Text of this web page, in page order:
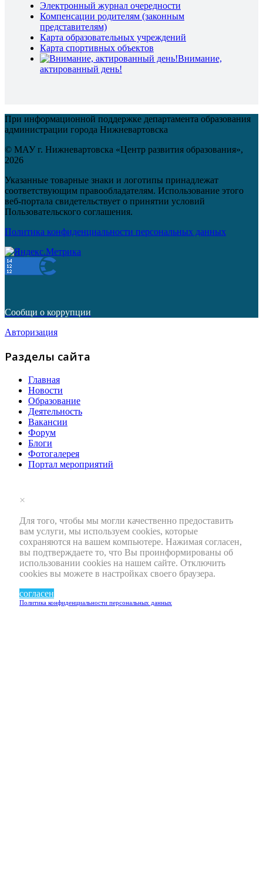
Электронный журнал очередности
Компенсации родителям (законным
представителям)
Карта образовательных учреждений
Карта спортивных объектов
Внимание,
актированный день!
При информационной поддержке департамента образования
администрации города Нижневартовска
© МАУ г. Нижневартовска «Центр развития образования»,
2026
Указанные товарные знаки и логотипы принадлежат
соответствующим правообладателям. Использование этого
веб-портала свидетельствует о принятии условий
Пользовательского соглашения.
Политика конфиденциальности персональных данных
Сообщи о коррупции
Авторизация
Разделы сайта
Главная
Новости
Образование
Деятельность
Вакансии
Форум
Блоги
Фотогалерея
Портал мероприятий
×
Для того, чтобы мы могли качественно предоставить
вам услуги, мы используем cookies, которые
сохраняются на вашем компьютере. Нажимая согласен,
вы подтверждаете то, что Вы проинформированы об
использовании cookies на нашем сайте. Отключить
cookies вы можете в настройках своего браузера.
согласен
Политика конфиденциальности персональных данных